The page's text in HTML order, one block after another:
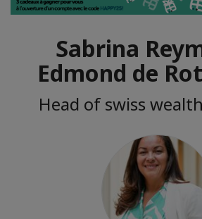
Sabrina
Edmond de
Head of swiss